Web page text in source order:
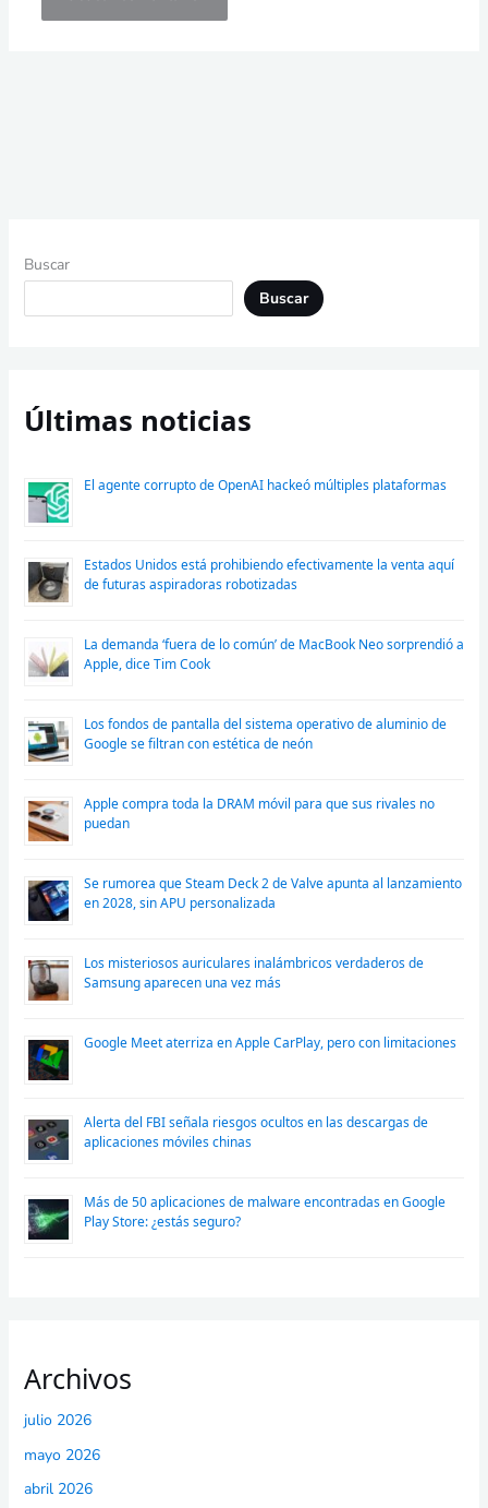
Buscar
Buscar
Últimas noticias
El agente corrupto de OpenAI hackeó múltiples plataformas
Estados Unidos está prohibiendo efectivamente la venta aquí
de futuras aspiradoras robotizadas
La demanda ‘fuera de lo común’ de MacBook Neo sorprendió a
Apple, dice Tim Cook
Los fondos de pantalla del sistema operativo de aluminio de
Google se filtran con estética de neón
Apple compra toda la DRAM móvil para que sus rivales no
puedan
Se rumorea que Steam Deck 2 de Valve apunta al lanzamiento
en 2028, sin APU personalizada
Los misteriosos auriculares inalámbricos verdaderos de
Samsung aparecen una vez más
Google Meet aterriza en Apple CarPlay, pero con limitaciones
Alerta del FBI señala riesgos ocultos en las descargas de
aplicaciones móviles chinas
Más de 50 aplicaciones de malware encontradas en Google
Play Store: ¿estás seguro?
Archivos
julio 2026
mayo 2026
abril 2026